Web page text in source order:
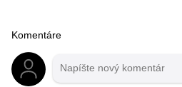
Komentáre